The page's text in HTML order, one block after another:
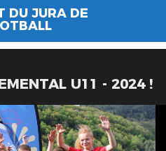
DU JURA DE
U11 - 2024 !